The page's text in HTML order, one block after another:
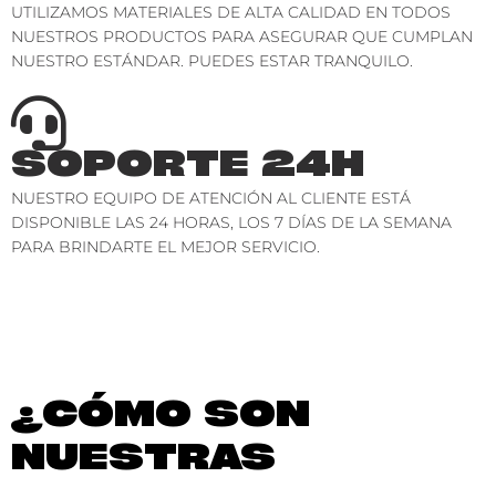
UTILIZAMOS MATERIALES DE ALTA CALIDAD EN TODOS
NUESTROS PRODUCTOS PARA ASEGURAR QUE CUMPLAN
NUESTRO ESTÁNDAR. PUEDES ESTAR TRANQUILO.
SOPORTE 24H
NUESTRO EQUIPO DE ATENCIÓN AL CLIENTE ESTÁ
DISPONIBLE LAS 24 HORAS, LOS 7 DÍAS DE LA SEMANA
PARA BRINDARTE EL MEJOR SERVICIO.
¿CÓMO SON
NUESTRAS